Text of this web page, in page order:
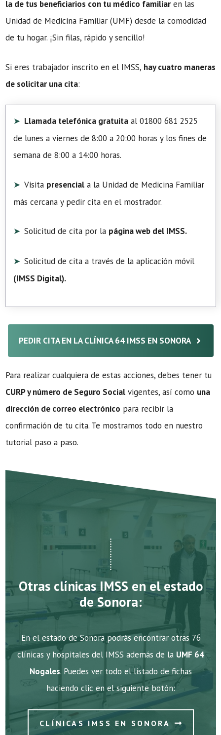
la de tus beneficiarios con tu médico familiar en las
Unidad de Medicina Familiar (UMF) desde la comodidad
de tu hogar. ¡Sin filas, rápido y sencillo!
Si eres trabajador inscrito en el IMSS, hay cuatro maneras
de solicitar una cita:
Llamada telefónica gratuita al 01800 681 2525
de lunes a viernes de 8:00 a 20:00 horas y los fines de
semana de 8:00 a 14:00 horas.
Visita presencial a la Unidad de Medicina Familiar
más cercana y pedir cita en el mostrador.
Solicitud de cita por la página web del IMSS.
Solicitud de cita a través de la aplicación móvil
(IMSS Digital).
PEDIR CITA EN LA CLÍNICA 64 IMSS EN SONORA
Para realizar cualquiera de estas acciones, debes tener tu
CURP y número de Seguro Social vigentes, así como una
dirección de correo electrónico para recibir la
confirmación de tu cita. Te mostramos todo en nuestro
tutorial paso a paso.
Otras clínicas IMSS en el estado
de Sonora:
En el estado de Sonora podrás encontrar otras 76
clínicas y hospitales del IMSS además de la UMF 64
Nogales. Puedes ver todo el listado de fichas
haciendo clic en el siguiente botón:
CLÍNICAS IMSS EN SONORA